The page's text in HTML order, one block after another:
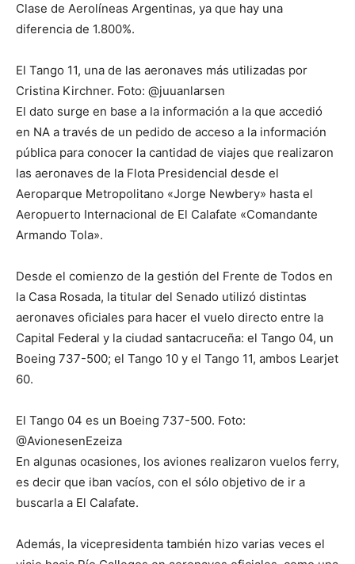
ve…
Clase de Aerolíneas Argentinas, ya que hay una
diferencia de 1.800%.
El Tango 11, una de las aeronaves más utilizadas por
Cristina Kirchner. Foto: @juuanlarsen
El dato surge en base a la información a la que accedió
en NA a través de un pedido de acceso a la información
pública para conocer la cantidad de viajes que realizaron
las aeronaves de la Flota Presidencial desde el
Aeroparque Metropolitano «Jorge Newbery» hasta el
Aeropuerto Internacional de El Calafate «Comandante
Armando Tola».
Desde el comienzo de la gestión del Frente de Todos en
la Casa Rosada, la titular del Senado utilizó distintas
aeronaves oficiales para hacer el vuelo directo entre la
Capital Federal y la ciudad santacruceña: el Tango 04, un
Boeing 737-500; el Tango 10 y el Tango 11, ambos Learjet
60.
El Tango 04 es un Boeing 737-500. Foto:
@AvionesenEzeiza­
En algunas ocasiones, los aviones realizaron vuelos ferry,
es decir que iban vacíos, con el sólo objetivo de ir a
buscarla a El Calafate.
Además, la vicepresidenta también hizo varias veces el